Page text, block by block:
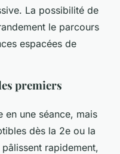
La possibilité de
le parcours
espacées de
premiers
en une séance, mais
dès la 2e ou la
rapidement,